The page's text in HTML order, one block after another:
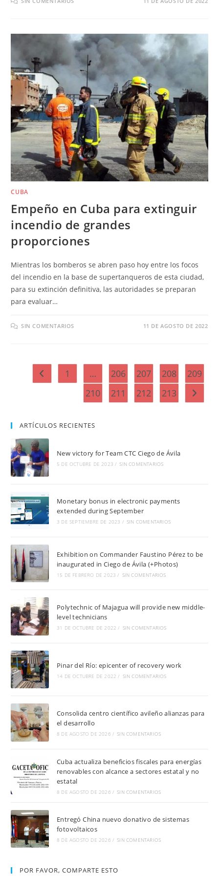
CUBA
Empeño en Cuba para extinguir
incendio de grandes
proporciones
Mientras los bomberos se abren paso hoy entre los focos
del incendio en la base de supertanqueros de esta ciudad,
para su extinción definitiva, las autoridades se preparan
para evaluar…
SIN COMENTARIOS 11 DE AGOSTO DE 2022
Ir a la página anterior
1 … 206 207 208
209
210
211 212 213 Ir a la
ARTÍCULOS RECIENTES
New victory for Team CTC Ciego de Ávila
5 DE OCTUBRE DE 2023 / SIN COMENTARIOS
Monetary bonus in electronic payments
extended during September
3 DE SEPTIEMBRE DE 2023 / SIN COMENTARIOS
Exhibition on Commander Faustino Pérez to be
inaugurated in Ciego de Ávila (+Photos)
15 DE FEBRERO DE 2023 / SIN COMENTARIOS
Polytechnic of Majagua will provide new middle-
level technicians
31 DE OCTUBRE DE 2022 / SIN COMENTARIOS
Pinar del Río: epicenter of recovery work
14 DE OCTUBRE DE 2022 / SIN COMENTARIOS
Consolida centro científico avileño alianzas para
el desarrollo
8 DE AGOSTO DE 2026 / SIN COMENTARIOS
Cuba actualiza beneficios fiscales para energías
renovables con alcance a sectores estatal y no
estatal
8 DE AGOSTO DE 2026 / SIN COMENTARIOS
Entregó China nuevo donativo de sistemas
fotovoltaicos
8 DE AGOSTO DE 2026 / SIN COMENTARIOS
POR FAVOR, COMPARTE ESTO